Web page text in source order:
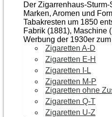
Der Zigarrenhaus-
Marken, Aromen und
Tabakresten um 1850
Fabrik (1881), Maschine
Werbung der 1930er
Zigaretten A-D
Zigaretten E-H
Zigaretten I-L
Zigaretten M-P
Zigaretten ohne
Zigaretten Q-T
Zigaretten U-Z